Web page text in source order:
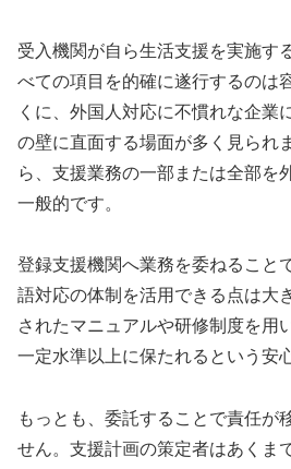
受入機関が自ら生活支援を実施す
べての項目を的確に遂行するのは
くに、外国人対応に不慣れな企業
の壁に直面する場面が多く見られ
ら、支援業務の一部または全部を
一般的です。
登録支援機関へ業務を委ねること
語対応の体制を活用できる点は大
されたマニュアルや研修制度を用
一定水準以上に保たれるという安
もっとも、委託することで責任が
せん。支援計画の策定者はあくま